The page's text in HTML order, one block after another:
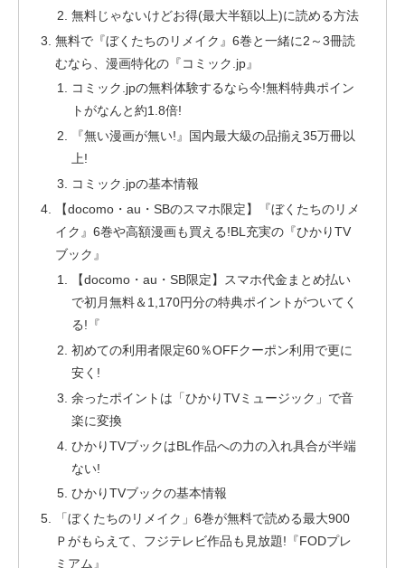
無料じゃないけどお得(最大半額以上)に読める方法
無料で『ぼくたちのリメイク』6巻と一緒に2～3冊読
むなら、漫画特化の『コミック.jp』
コミック.jpの無料体験するなら今!無料特典ポイン
トがなんと約1.8倍!
『無い漫画が無い!』国内最大級の品揃え35万冊以
上!
コミック.jpの基本情報
【docomo・au・SBのスマホ限定】『ぼくたちのリメ
イク』6巻や高額漫画も買える!BL充実の『ひかりTV
ブック』
【docomo・au・SB限定】スマホ代金まとめ払い
で初月無料＆1,170円分の特典ポイントがついてく
る!『
初めての利用者限定60％OFFクーポン利用で更に
安く!
余ったポイントは「ひかりTVミュージック」で音
楽に変換
ひかりTVブックはBL作品への力の入れ具合が半端
ない!
ひかりTVブックの基本情報
「ぼくたちのリメイク」6巻が無料で読める最大900
Ｐがもらえて、フジテレビ作品も見放題!『FODプレ
ミアム』